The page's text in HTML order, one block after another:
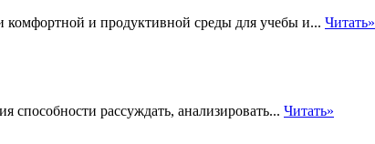
комфортной и продуктивной среды для учебы и... Читать»
способности рассуждать, анализировать... Читать»